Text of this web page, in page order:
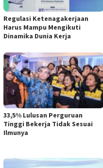
Regulasi Ketenagakerjaan
Harus Mampu Mengikuti
Dinamika Dunia Kerja
33,5% Lulusan Perguruan
Tinggi Bekerja Tidak Sesuai
Ilmunya